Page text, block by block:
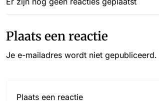
Plaats een reactie
Je e-mailadres wordt niet gepubliceerd.